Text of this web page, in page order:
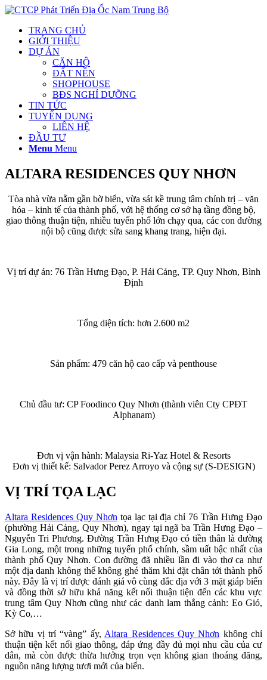
TRANG CHỦ
GIỚI THIỆU
DỰ ÁN
CĂN HỘ
ĐẤT NỀN
SHOPHOUSE
BĐS NGHỈ DƯỠNG
TIN TỨC
TUYỂN DỤNG
LIÊN HỆ
ĐẦU TƯ
Menu Menu
ALTARA RESIDENCES QUY NHƠN
Tòa nhà vừa nằm gần bờ biển, vừa sát kề trung tâm chính trị – văn
hóa – kinh tế của thành phố, với hệ thống cơ sở hạ tầng đồng bộ,
giao thông thuận tiện, nhiều tuyến phố lớn chạy qua, các con đường
nội bộ cũng được sửa sang khang trang, hiện đại.
Vị trí dự án: 76 Trần Hưng Đạo, P. Hải Cảng, TP. Quy Nhơn, Bình
Định
Tổng diện tích: hơn 2.600 m2
Sản phẩm: 479 căn hộ cao cấp và penthouse
Chủ đầu tư: CP Foodinco Quy Nhơn (thành viên Cty CPĐT
Alphanam)
Đơn vị vận hành: Malaysia Ri-Yaz Hotel & Resorts
Đơn vị thiết kế: Salvador Perez Arroyo và cộng sự (S-DESIGN)
VỊ TRÍ TỌA LẠC
Altara Residences Quy Nhơn tọa lạc tại địa chỉ 76 Trần Hưng Đạo
(phường Hải Cảng, Quy Nhơn), ngay tại ngã ba Trần Hưng Đạo –
Nguyễn Tri Phương. Đường Trần Hưng Đạo có tiền thân là đường
Gia Long, một trong những tuyến phố chính, sầm uất bậc nhất của
thành phố Quy Nhơn. Con đường đã nhiều lần đi vào thơ ca như
một địa danh không thể không ghé thăm khi đặt chân tới thành phố
này. Đây là vị trí được đánh giá vô cùng đắc địa với 3 mặt giáp biển
và đồng thời sở hữu khả năng kết nối thuận tiện đến các khu vực
trung tâm Quy Nhơn cũng như các danh lam thắng cảnh: Eo Gió,
Kỳ Co,…
Sở hữu vị trí “vàng” ấy, Altara Residences Quy Nhơn không chỉ
thuận tiện kết nối giao thông, đáp ứng đầy đủ mọi nhu cầu của cư
dân, mà còn được thừa hưởng trọn vẹn không gian thoáng đãng,
nguồn năng lượng tươi mới của biển.